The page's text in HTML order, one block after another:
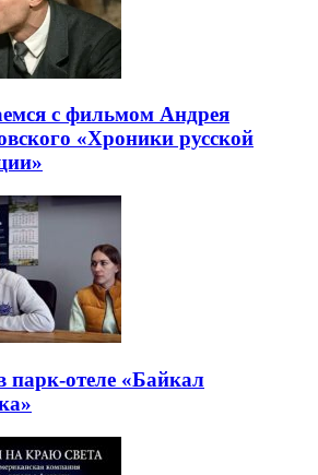
с фильмом Андрея
«Хроники русской
парк-отеле «Байкал